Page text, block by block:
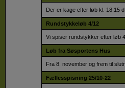
Der er kage efter løb kl. 18.15
Rundstykkeløb 4/12
Vi spiser rundstykker efter løb
Løb fra Søsportens Hus
Fra 8. november og frem til
Fællesspisning 25/10-22